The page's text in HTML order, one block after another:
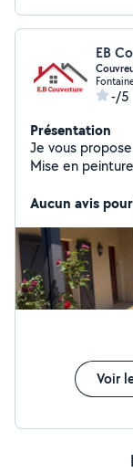
EB
-/5
Présentation
Je vous propose mes
Mise en
Hydrofuge incolore,
entretien d espace vert Élagage ,
Aucun avis
Voir